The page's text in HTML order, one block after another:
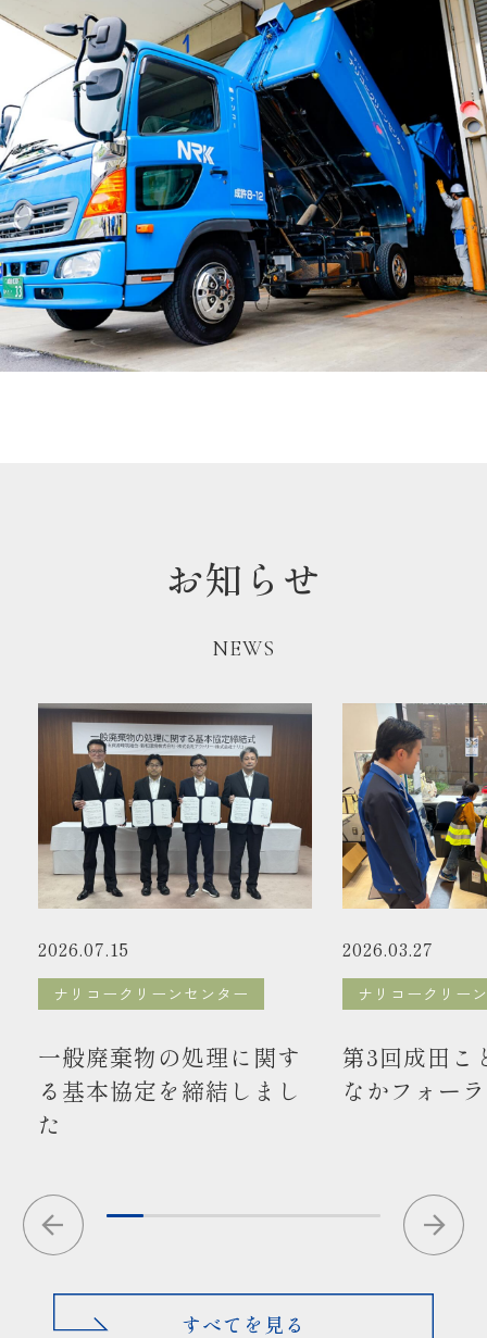
お知らせ
NEWS
2026.07.15
ナリコークリーンセンター
一般廃棄物の処理に関す
る基本協定を締結しまし
た
2026.03.27
ナリコークリー
第3回成田こ
なかフォー
すべてを見る